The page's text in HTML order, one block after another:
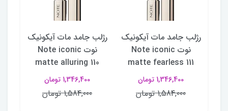
رژلب جامد مات آیکونیک
نوت Note iconic
matte fearless 111
1,346,400 تومان
1,584,000 تومان
رژلب جامد مات آیکونیک
نوت Note iconic
matte alluring 110
1,346,400 تومان
1,584,000 تومان